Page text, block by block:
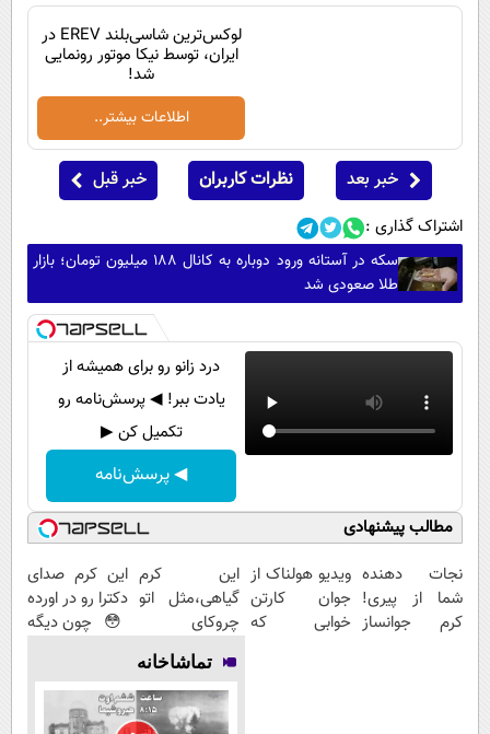
لوکس‌ترین شاسی‌بلند EREV در
ایران، توسط نیکا موتور رونمایی
شد!
اطلاعات بیشتر..
خبر بعد نظرات کاربران خبر قبل
اشتراک گذاری :
سکه در آستانه ورود دوباره به کانال ۱۸۸ میلیون تومان؛ بازار
طلا صعودی شد
درد زانو رو برای همیشه از
یادت ببر! ◀ پرسش‌نامه رو
تکمیل کن ▶
◀ پرسش‌نامه
مطالب پیشنهادی
نجات دهنده
شما از پیری!
کرم جوانساز
ویدیو هولناک از
جوان کارتن
خوابی که
این کرم
گیاهی،مثل اتو
چروکای
پوستتوصاف
میکنه!50%تخفیف
این کرم صدای
دکترا رو در اورده
😳 چون دیگه
تماشاخانه